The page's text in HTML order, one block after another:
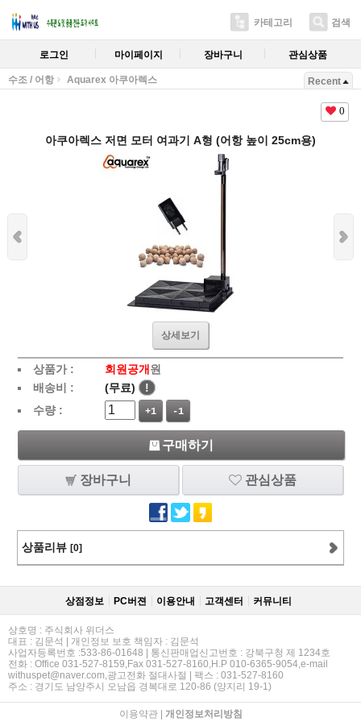
카테고리 검색
로그인 마이페이지 장바구니 관심상품
수조 / 어항 Aquarex 아쿠아렉스 Recent
0
아쿠아렉스 저면 모터 여과기 A형 (어항 높이 25cm용)
상세보기
상품가 : 회원공개 원
배송비 :
(무료)
!
수량 :
+1 -1
구매하기
장바구니 관심상품
상품리뷰 [0]
상점정보 PC버젼 이용안내 고객센터 커뮤니티
상호명 : 주식회사 위더스
대표 : 김문석 | 개인정보 보호 책임자 : 김문석
사업자등록번호 :533-86-01648 | 통신판매업신고번호 : 강북구청 제 1234호
전화 : Office 031-527-8159,Fax 031-527-8160,H.P 010-6365-9054,e-mail
withuspet@naver.com,광고전화 절대사절 | 팩스 : 031-527-8160
주소 : 경기도 남양주시 오남읍 경복대로 120-86 (양지리 19-1)
이용약관| 개인정보처리방침